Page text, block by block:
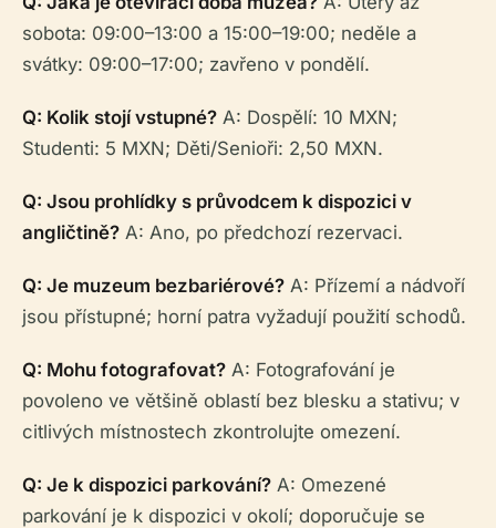
sobota: 09:00–13:00 a 15:00–19:00; neděle a
svátky: 09:00–17:00; zavřeno v pondělí.
Q: Kolik stojí vstupné? A: Dospělí: 10 MXN;
Studenti: 5 MXN; Děti/Senioři: 2,50 MXN.
Q: Jsou prohlídky s průvodcem k dispozici v
angličtině? A: Ano, po předchozí rezervaci.
Q: Je muzeum bezbariérové? A: Přízemí a nádvoří
jsou přístupné; horní patra vyžadují použití schodů.
Q: Mohu fotografovat? A: Fotografování je
povoleno ve většině oblastí bez blesku a stativu; v
citlivých místnostech zkontrolujte omezení.
Q: Je k dispozici parkování? A: Omezené
parkování je k dispozici v okolí; doporučuje se